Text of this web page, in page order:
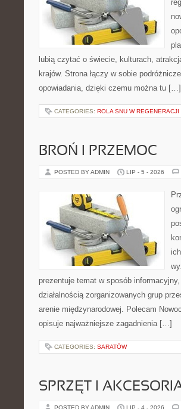
lubią czytać o świecie, kulturach,
krajów. Strona łączy w sobie
opowiadania, dzięki czemu można tu […]
CATEGORIES: ROLA SNU W REGENERACJI
BROŃ I PRZEMOC
POSTED BY ADMIN LIP - 5 - 2026
prezentuje temat w sposób
działalnością zorganizowanych grup
arenie międzynarodowej. Polecam
opisuje najważniejsze zagadnienia […]
CATEGORIES: SARATÓW
SPRZĘT I
POSTED BY ADMIN LIP - 4 - 2026